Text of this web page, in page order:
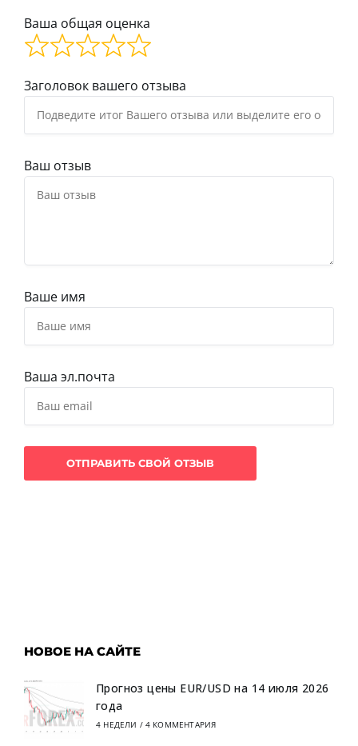
Ваша общая оценка
Заголовок вашего отзыва
Ваш отзыв
Ваше имя
Ваша эл.почта
НОВОЕ НА САЙТЕ
Прогноз цены EUR/USD на 14 июля 2026
года
4 НЕДЕЛИ / 4 КОММЕНТАРИЯ